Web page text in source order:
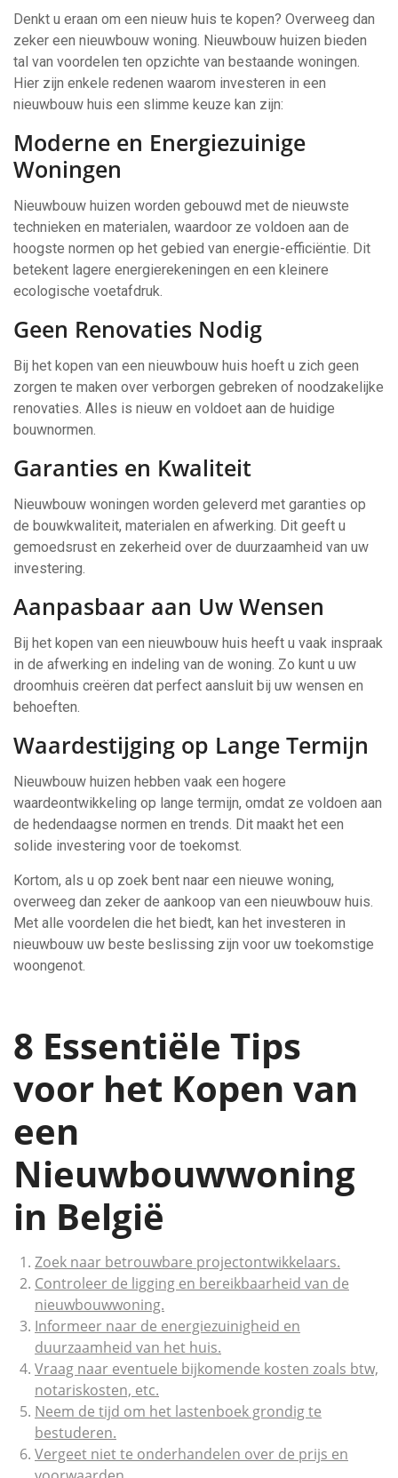
Denkt u eraan om een nieuw huis te kopen? Overweeg dan
zeker een nieuwbouw woning. Nieuwbouw huizen bieden
tal van voordelen ten opzichte van bestaande woningen.
Hier zijn enkele redenen waarom investeren in een
nieuwbouw huis een slimme keuze kan zijn:
Moderne en Energiezuinige
Woningen
Nieuwbouw huizen worden gebouwd met de nieuwste
technieken en materialen, waardoor ze voldoen aan de
hoogste normen op het gebied van energie-efficiëntie. Dit
betekent lagere energierekeningen en een kleinere
ecologische voetafdruk.
Geen Renovaties Nodig
Bij het kopen van een nieuwbouw huis hoeft u zich geen
zorgen te maken over verborgen gebreken of noodzakelijke
renovaties. Alles is nieuw en voldoet aan de huidige
bouwnormen.
Garanties en Kwaliteit
Nieuwbouw woningen worden geleverd met garanties op
de bouwkwaliteit, materialen en afwerking. Dit geeft u
gemoedsrust en zekerheid over de duurzaamheid van uw
investering.
Aanpasbaar aan Uw Wensen
Bij het kopen van een nieuwbouw huis heeft u vaak inspraak
in de afwerking en indeling van de woning. Zo kunt u uw
droomhuis creëren dat perfect aansluit bij uw wensen en
behoeften.
Waardestijging op Lange Termijn
Nieuwbouw huizen hebben vaak een hogere
waardeontwikkeling op lange termijn, omdat ze voldoen aan
de hedendaagse normen en trends. Dit maakt het een
solide investering voor de toekomst.
Kortom, als u op zoek bent naar een nieuwe woning,
overweeg dan zeker de aankoop van een nieuwbouw huis.
Met alle voordelen die het biedt, kan het investeren in
nieuwbouw uw beste beslissing zijn voor uw toekomstige
woongenot.
8 Essentiële Tips
voor het Kopen van
een
Nieuwbouwwoning
in België
Zoek naar betrouwbare projectontwikkelaars.
Controleer de ligging en bereikbaarheid van de
nieuwbouwwoning.
Informeer naar de energiezuinigheid en
duurzaamheid van het huis.
Vraag naar eventuele bijkomende kosten zoals btw,
notariskosten, etc.
Neem de tijd om het lastenboek grondig te
bestuderen.
Vergeet niet te onderhandelen over de prijs en